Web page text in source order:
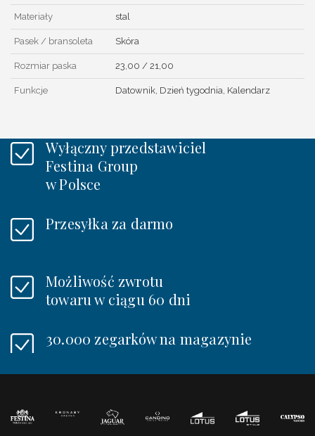
Materiały stal
Pasek / bransoleta Skóra
Rozmiar paska 23,00 / 21,00
Funkcje Datownik, Dzień tygodnia, Kalendarz
Wyłączny przedstawiciel
Festina Group
w Polsce
Przesyłka za darmo
Możliwość zwrotu
towaru w ciągu 60 dni
30.000 zegarków na magazynie